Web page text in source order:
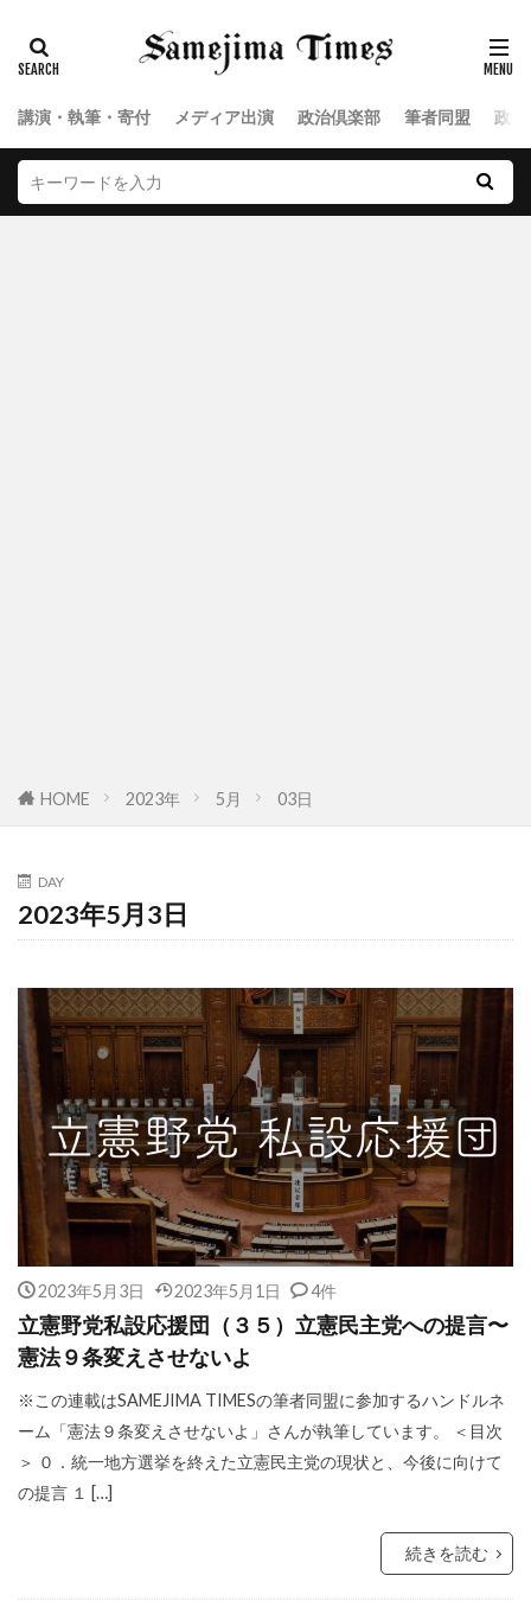
講演・執筆・寄付 メディア出演 政治倶楽部 筆者同盟 政
HOME 2023年 5月 03日
DAY
2023年5月3日
2023年5月3日 2023年5月1日 4件
立憲野党私設応援団（３５）立憲民主党への提言〜
憲法９条変えさせないよ
※この連載はSAMEJIMA TIMESの筆者同盟に参加するハンドルネ
ーム「憲法９条変えさせないよ」さんが執筆しています。 ＜目次
＞ ０．統一地方選挙を終えた立憲民主党の現状と、今後に向けて
の提言 １ […]
続きを読む